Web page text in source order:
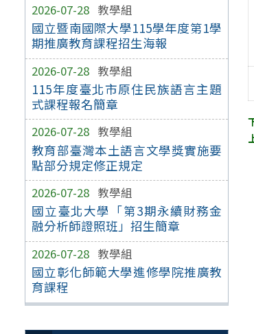
2026-07-28 教學組
國立暨南國際大學115學年度第1學
期推廣教育課程招生海報
2026-07-28 教學組
115年度臺北市原住民族語言主題
式課程報名簡章
2026-07-28 教學組
教育部臺灣本土語言文學獎實施要
點部分規定修正規定
2026-07-28 教學組
國立臺北大學「第3期永續財務金
融分析師證照班」招生簡章
2026-07-28 教學組
國立彰化師範大學進修學院推廣教
育課程